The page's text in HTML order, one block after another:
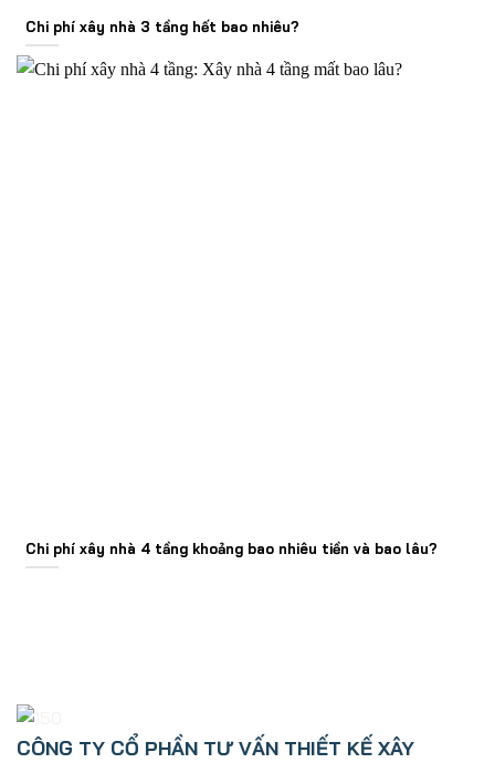
Chi phí xây nhà 3 tầng hết bao nhiêu?
Chi phí xây nhà 4 tầng khoảng bao nhiêu tiền và bao lâu?
CÔNG TY CỔ PHẦN TƯ VẤN THIẾT KẾ XÂY